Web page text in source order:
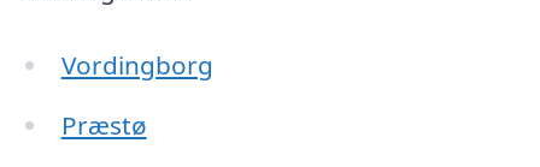
Vordingborg
Præstø